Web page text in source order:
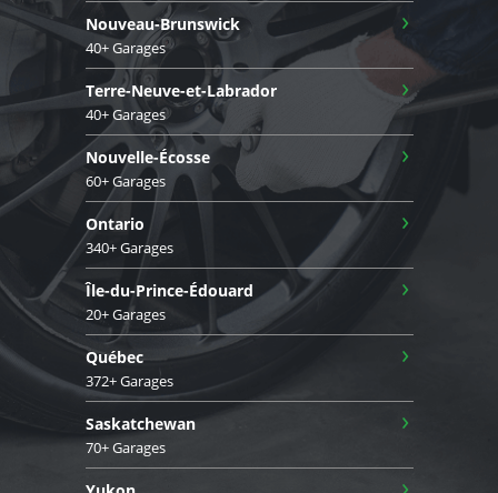
Nouveau-Brunswick
40+ Garages
›
Terre-Neuve-et-Labrador
40+ Garages
›
Nouvelle-Écosse
60+ Garages
›
Ontario
340+ Garages
›
Île-du-Prince-Édouard
20+ Garages
›
Québec
372+ Garages
›
Saskatchewan
70+ Garages
›